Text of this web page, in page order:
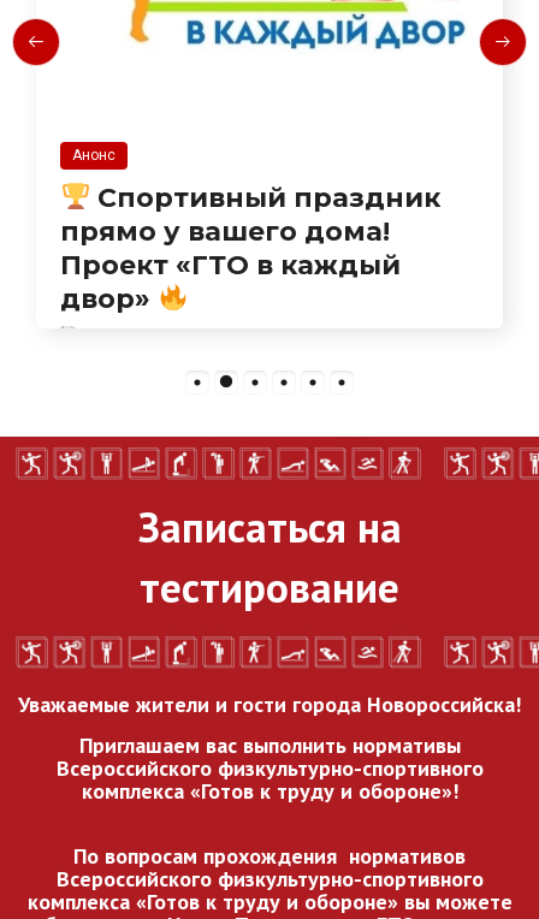
Спорт идет в твой
Встречаемся на
Краснодарской!
Записаться на
тестирование
Уважаемые жители и гости города Новороссийска!
Приглашаем вас выполнить нормативы
Всероссийского физкультурно-спортивного
комплекса «Готов к труду и обороне»!
По вопросам прохождения нормативов
Всероссийского физкультурно-спортивного
комплекса «Готов к труду и обороне» вы можете